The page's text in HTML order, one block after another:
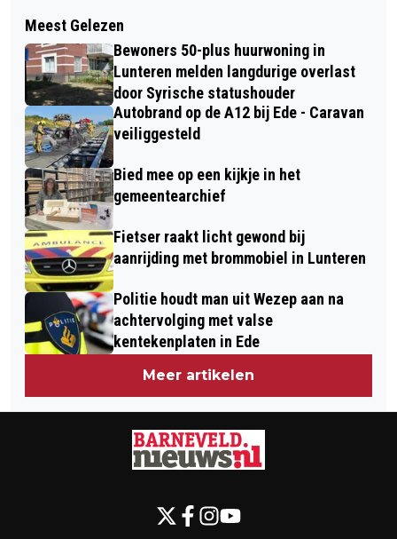
BRANDWEER VOORTHUIZEN MET
SPOED NAAR BERMBRAND AAN
ZEVENBERGJESWEG
RIVM: OOK HET POLLENSEIZOEN
WORDT STEEDS LANGER DOOR DE
OPWARMING
Meest Gelezen
Bewoners 50-plus huurwoning in
Lunteren melden langdurige overlast
door Syrische statushouder
Autobrand op de A12 bij Ede - Caravan
veiliggesteld
Bied mee op een kijkje in het
gemeentearchief
Fietser raakt licht gewond bij
aanrijding met brommobiel in Lunteren
Politie houdt man uit Wezep aan na
achtervolging met valse
kentekenplaten in Ede
Meer artikelen